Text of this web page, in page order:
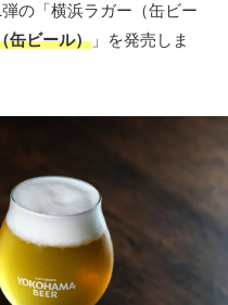
の「横浜ラガー（缶ビー
缶ビール） 」を発売しま